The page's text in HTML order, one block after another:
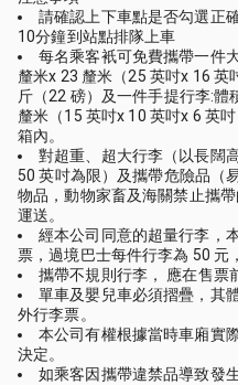
請確認上下車點是否勾選正
10分鐘到站點排隊上車
每名乘客衹可免費攜帶一件
釐米x 23 釐米（25 英吋x 16
斤（22 磅）及一件手提行李:體
釐米（15 英吋x 10 英吋x 6 英
箱內。
對超重、超大行李（以長闊
50 英吋為限）及攜帶危險品（
物品，動物家畜及海關禁止攜
運送。
經本公司同意的超量行李，
票，過境巴士每件行李為 50 元
攜帶不規則行李， 應在售票
單車及嬰兒車必須摺疊，其
外行李票。
本公司有權根據當時車廂實
決定。
如乘客因攜帶違禁品導致發